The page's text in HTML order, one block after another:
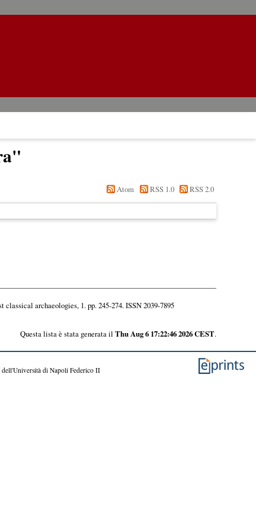
"
Atom RSS 1.0 RSS 2.0
classical archaeologies, 1. pp. 245-274. ISSN 2039-7895
Questa lista è stata generata il Thu Aug 6 17:22:46 2026 CEST.
dell'Università di Napoli Federico II